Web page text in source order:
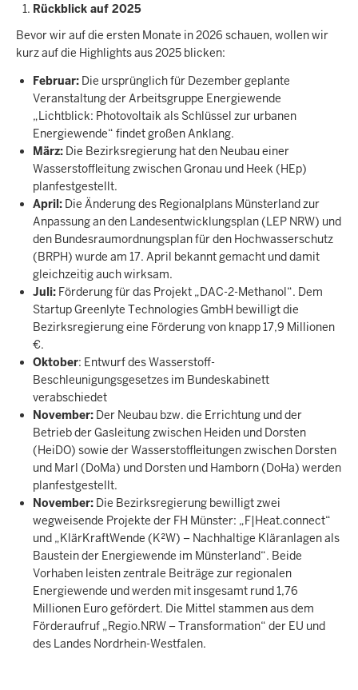
Rückblick auf 2025
Bevor wir auf die ersten Monate in 2026 schauen, wollen wir
kurz auf die Highlights aus 2025 blicken:
Februar: Die ursprünglich für Dezember geplante
Veranstaltung der Arbeitsgruppe Energiewende
„Lichtblick: Photovoltaik als Schlüssel zur urbanen
Energiewende“ findet großen Anklang.
März: Die Bezirksregierung hat den Neubau einer
Wasserstoffleitung zwischen Gronau und Heek (HEp)
planfestgestellt.
April: Die Änderung des Regionalplans Münsterland zur
Anpassung an den Landesentwicklungsplan (LEP NRW) und
den Bundesraumordnungsplan für den Hochwasserschutz
(BRPH) wurde am 17. April bekannt gemacht und damit
gleichzeitig auch wirksam.
Juli: Förderung für das Projekt „DAC-2-Methanol“. Dem
Startup Greenlyte Technologies GmbH bewilligt die
Bezirksregierung eine Förderung von knapp 17,9 Millionen
€.
Oktober: Entwurf des Wasserstoff-
Beschleunigungsgesetzes im Bundeskabinett
verabschiedet
November: Der Neubau bzw. die Errichtung und der
Betrieb der Gasleitung zwischen Heiden und Dorsten
(HeiDO) sowie der Wasserstoffleitungen zwischen Dorsten
und Marl (DoMa) und Dorsten und Hamborn (DoHa) werden
planfestgestellt.
November: Die Bezirksregierung bewilligt zwei
wegweisende Projekte der FH Münster: „F|Heat.connect“
und „KlärKraftWende (K²W) – Nachhaltige Kläranlagen als
Baustein der Energiewende im Münsterland“. Beide
Vorhaben leisten zentrale Beiträge zur regionalen
Energiewende und werden mit insgesamt rund 1,76
Millionen Euro gefördert. Die Mittel stammen aus dem
Förderaufruf „Regio.NRW – Transformation“ der EU und
des Landes Nordrhein-Westfalen.